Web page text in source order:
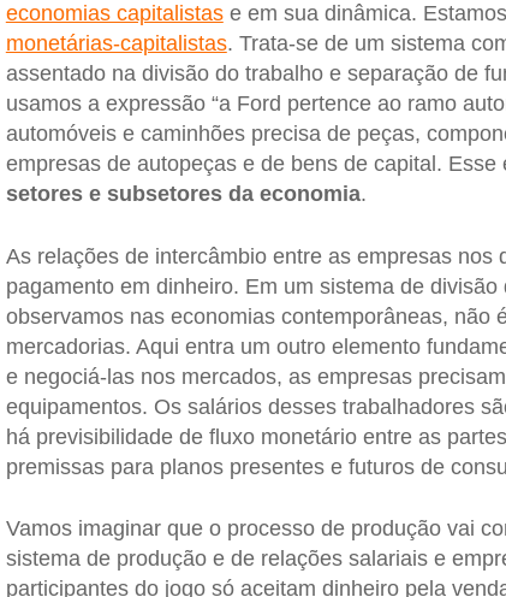
economias capitalistase em sua dinâmica.
monetárias-capitalistas. Trata-se de um sistema
assentado na divisão do trabalho e separação de
usamos a expressão “a Ford pertence ao ramo
automóveis e caminhões precisa de peças,
empresas de autopeças e de bens de capital.
setores e subsetores da economia.
As relações de intercâmbio entre as empresas
pagamento em dinheiro. Em um sistema de
observamos nas economias contemporâneas, não
mercadorias. Aqui entra um outro elemento
e negociá-las nos mercados, as empresas
equipamentos. Os salários desses trabalhadores
há previsibilidade de fluxo monetário entre as
premissas para planos presentes e futuros de
Vamos imaginar que o processo de produção vai
sistema de produção e de relações salariais e
participantes do jogo só aceitam dinheiro pela